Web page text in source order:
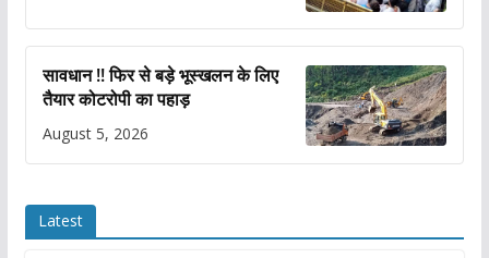
सावधान !! फिर से बड़े भूस्खलन के लिए
तैयार कोटरोपी का पहाड़
August 5, 2026
Latest